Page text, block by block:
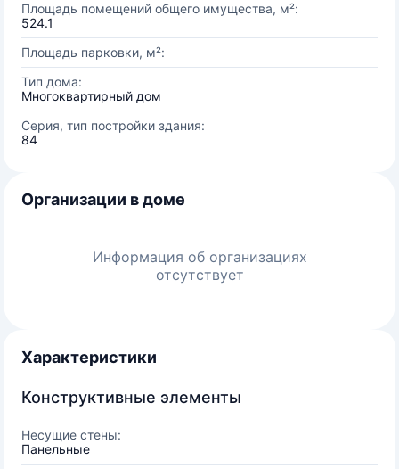
Площадь помещений общего имущества, м²:
524.1
Площадь парковки, м²:
Тип дома:
Многоквартирный дом
Серия, тип постройки здания:
84
Организации в доме
Информация об организациях
отсутствует
Характеристики
Конструктивные элементы
Несущие стены:
Панельные